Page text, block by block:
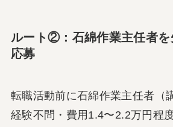
ルート②：石綿作業主任者を
応募
転職活動前に石綿作業主任者（
経験不問・費用1.4〜2.2万円程